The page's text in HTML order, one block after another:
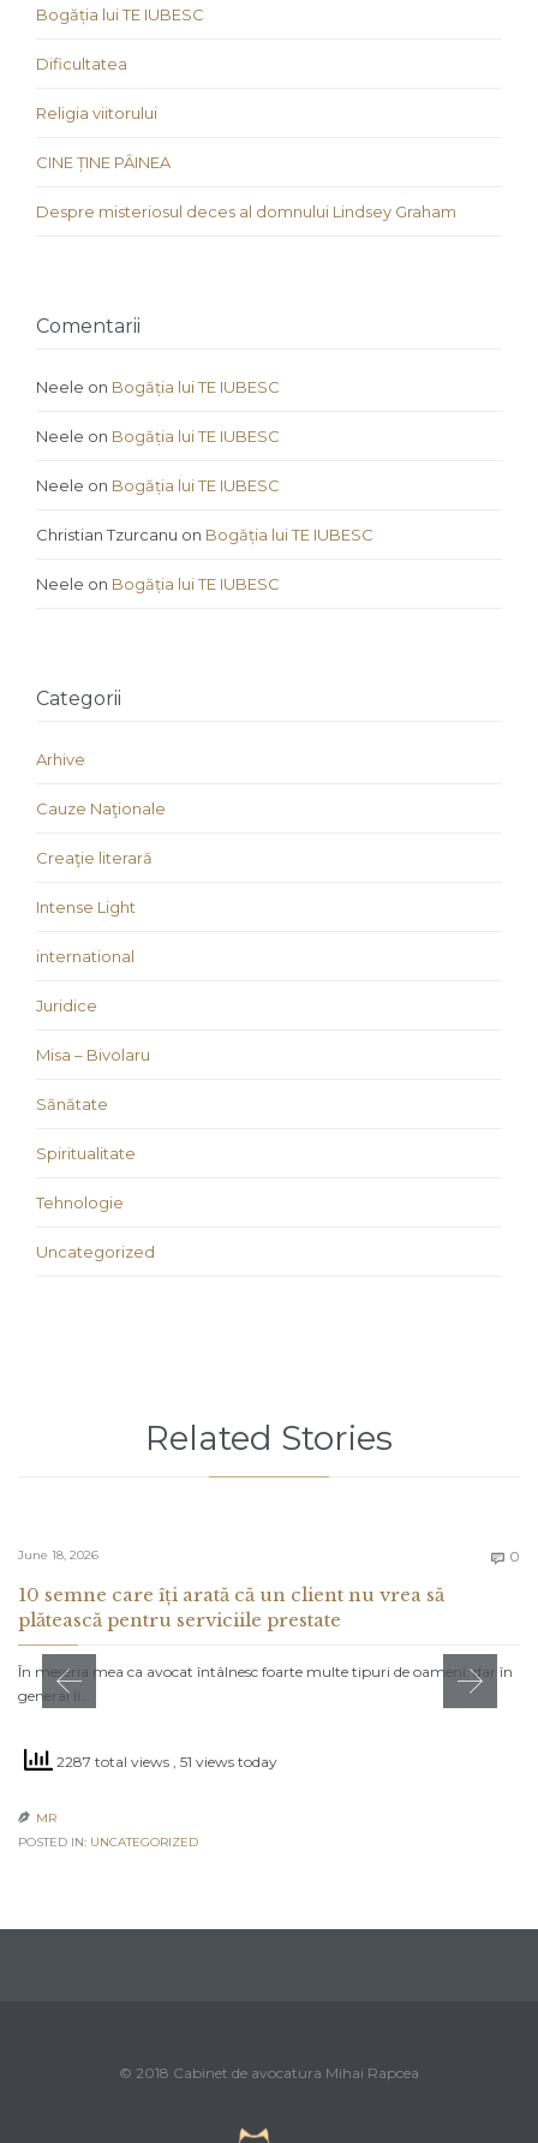
Bogăția lui TE IUBESC
Dificultatea
Religia viitorului
CINE ȚINE PÂINEA
Despre misteriosul deces al domnului Lindsey Graham
Comentarii
Neele on Bogăția lui TE IUBESC
Neele on Bogăția lui TE IUBESC
Neele on Bogăția lui TE IUBESC
Christian Tzurcanu on Bogăția lui TE IUBESC
Neele on Bogăția lui TE IUBESC
Categorii
Arhive
Cauze Naţionale
Creaţie literară
Intense Light
international
Juridice
Misa – Bivolaru
Sănătate
Spiritualitate
Tehnologie
Uncategorized
Related Stories
June 18, 2026  0
10 semne care îți arată că un client nu vrea să
plătească pentru serviciile prestate
În meseria mea ca avocat întâlnesc foarte multe tipuri de oameni, dar în
general îi…
2287 total views , 51 views today
 MR
POSTED IN: UNCATEGORIZED
© 2018 Cabinet de avocatura Mihai Rapcea